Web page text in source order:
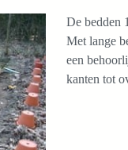
De bedden
Met lange
een
kanten tot